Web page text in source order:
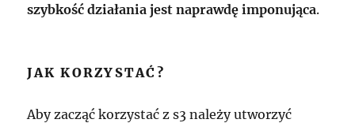
szybkość działania jest naprawdę imponująca.
JAK KORZYSTAĆ?
Aby zacząć korzystać z s3 należy utworzyć